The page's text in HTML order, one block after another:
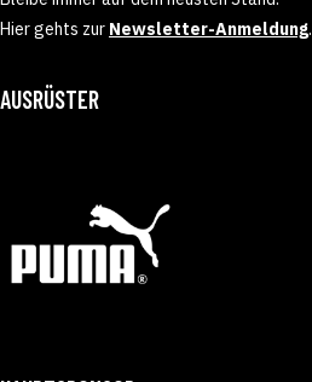
Hier gehts zur Newsletter-Anmeldung.
AUSRÜSTER